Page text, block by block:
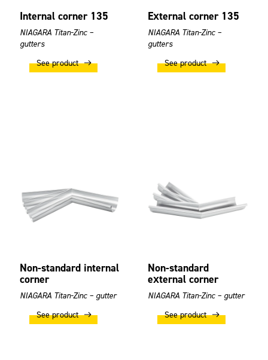
Internal corner 135
NIAGARA Titan-Zinc –
gutters
See product
External corner 135
NIAGARA Titan-Zinc –
gutters
See product
Non-standard internal
corner
NIAGARA Titan-Zinc – gutter
See product
Non-standard
external corner
NIAGARA Titan-Zinc – gutter
See product